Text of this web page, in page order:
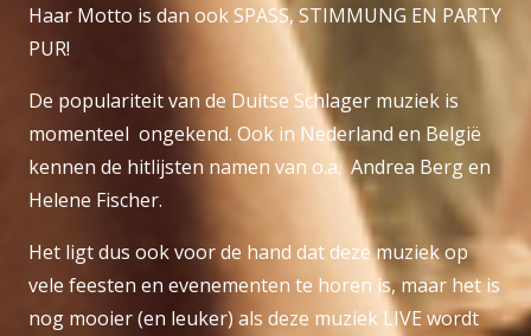
Haar Motto is dan ook SPASS, STIMMUNG EN PARTY
PUR!
De populariteit van de Duitse Schlager muziek is
momenteel ongekend. Ook in Nederland en België
kennen de hitlijsten namen van o.a. Andrea Berg en
Helene Fischer.
Het ligt dus ook voor de hand dat deze muziek op
vele feesten en evenementen te horen is, maar het is
nog mooier (en leuker) als deze muziek LIVE wordt